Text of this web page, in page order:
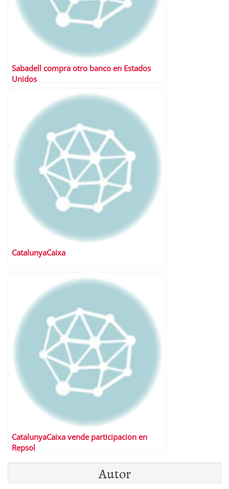
Sabadell compra otro banco en Estados
Unidos
CatalunyaCaixa
CatalunyaCaixa vende participacion en
Repsol
Autor